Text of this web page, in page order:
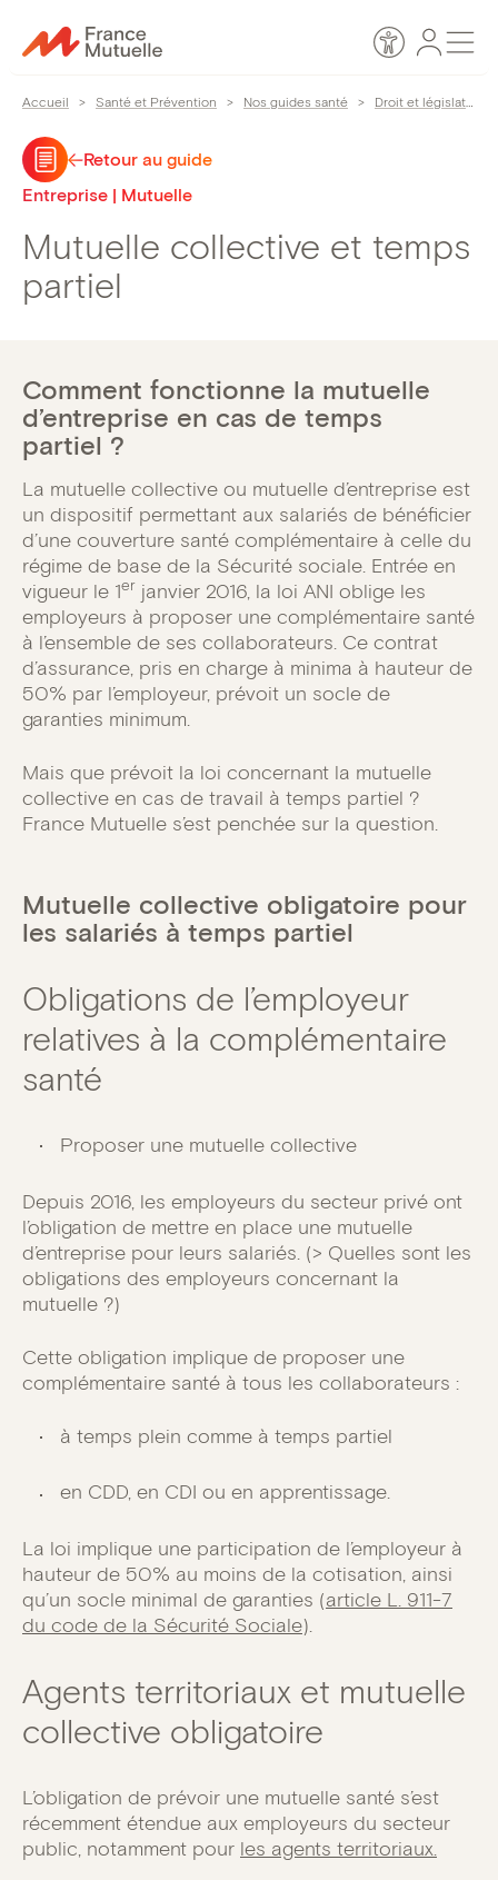
au
Accessibilité
Espace
Accueil > Santé et Prévention > Nos guides santé > Droit et législation
Retour au guide
Entreprise | Mutuelle
Mutuelle collective et temps
partiel
Comment fonctionne la mutuelle
d’entreprise en cas de temps
partiel ?
La mutuelle collective ou mutuelle d’entreprise est
un dispositif permettant aux salariés de bénéficier
d’une couverture santé complémentaire à celle du
régime de base de la Sécurité sociale. Entrée en
vigueur le 1er janvier 2016, la loi ANI oblige les
employeurs à proposer une complémentaire santé
à l’ensemble de ses collaborateurs. Ce contrat
d’assurance, pris en charge à minima à hauteur de
50% par l’employeur, prévoit un socle de
garanties minimum.
Mais que prévoit la loi concernant la mutuelle
collective en cas de travail à temps partiel ?
France Mutuelle s’est penchée sur la question.
Mutuelle collective obligatoire pour
les salariés à temps partiel
Obligations de l’employeur
relatives à la complémentaire
santé
Proposer une mutuelle collective
Depuis 2016, les employeurs du secteur privé ont
l’obligation de mettre en place une mutuelle
d’entreprise pour leurs salariés. (> Quelles sont les
obligations des employeurs concernant la
mutuelle ?)
Cette obligation implique de proposer une
complémentaire santé à tous les collaborateurs :
à temps plein comme à temps partiel
en CDD, en CDI ou en apprentissage.
La loi implique une participation de l’employeur à
hauteur de 50% au moins de la cotisation, ainsi
qu’un socle minimal de garanties (article L. 911-7
du code de la Sécurité Sociale).
Agents territoriaux et mutuelle
collective obligatoire
L’obligation de prévoir une mutuelle santé s’est
récemment étendue aux employeurs du secteur
public, notamment pour les agents territoriaux.